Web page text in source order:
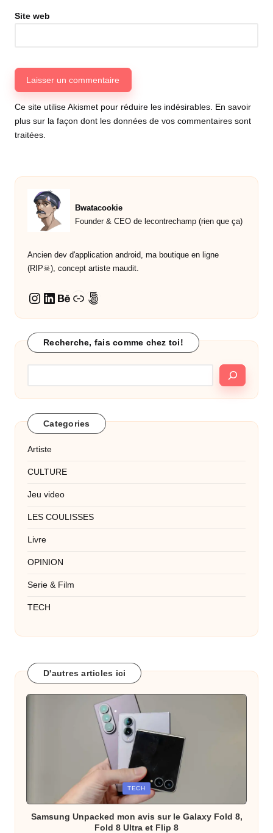
Site web
Ce site utilise Akismet pour réduire les indésirables. En savoir
plus sur la façon dont les données de vos commentaires sont
traitées.
Bwatacookie
Founder & CEO de lecontrechamp (rien que ça)
Ancien dev d'application android, ma boutique en ligne
(RIP☠︎︎), concept artiste maudit.
Instagram
LinkedIn
Behance
Lien500px
Recherche, fais comme chez toi!
Categories
Artiste
CULTURE
Jeu video
LES COULISSES
Livre
OPINION
Serie & Film
TECH
D'autres articles ici
TECH
Samsung Unpacked mon avis sur le Galaxy Fold 8,
Fold 8 Ultra et Flip 8